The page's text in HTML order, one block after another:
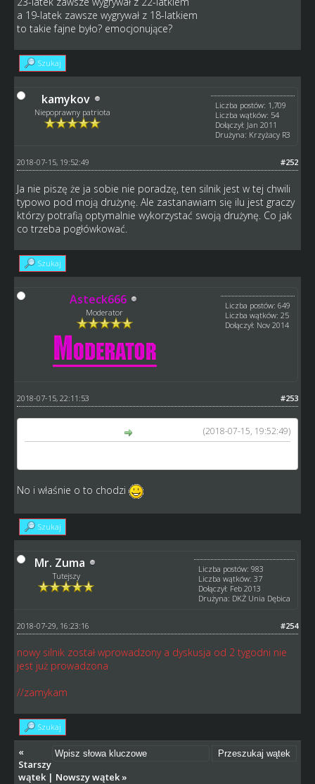
a 19-latek zawsze wygrywał z 18-latkiem
to takie fajne było? emocjonujące?
Szukaj
kamykov
Niepoprawny patriota
Liczba postów: 1,709
Liczba wątków: 54
Dołączył: Jan 2011
Drużyna: Krzyżacy R3
#252
2018-07-15, 19:52:49
Ja nie piszę że ja sobie nie poradzę, ten silnik jest w tej chwili
typowo pod moją drużynę. Ale zastanawiam się ilu jest graczy
którzy potrafią optymalnie wykorzystać swoją drużynę. Co jak
co trzeba pogłówkować.
Szukaj
Asteck666
Moderator
Liczba postów: 649
Liczba wątków: 25
Dołączył: Nov 2014
#253
2018-07-15, 22:11:53
(2018-07-15, 19:52:49)
No i właśnie o to chodzi
Szukaj
Mr. Zuma
Tutejszy
Liczba postów: 983
Liczba wątków: 37
Dołączył: Feb 2013
Drużyna: DKŻ Unia Dębica
#254
2018-07-29, 16:23:16
nowy silnik został wprowadzony a dyskusja od 2 tygodni nie
jest już prowadzona
//zamykam
Szukaj
«
Starszy
wątek| Nowszy wątek»